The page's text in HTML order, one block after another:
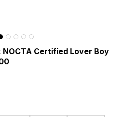
NOCTA Certified Lover Boy